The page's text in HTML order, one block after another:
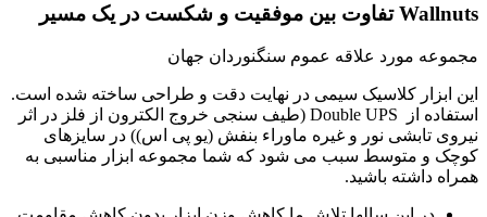
Wallnuts تفاوت بین موفقیت و شکست در یک مسیر
مجموعه مورد علاقه عموم سنگنوردان جهان
این ابزار کلاسیک سیمی در نهایت دقت و طراحی ساخته شده است.
استفاده از Double UPS (طیف سنجی خروج الکترون از فلز در اثر
نیروی تابشی نور و غیره ماوراء بنفش (یو پی اس)) در سایزهای
کوچک و متوسط سبب می شود که شما مجموعه ابزار مناسبی به
همراه داشته باشید.